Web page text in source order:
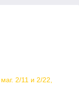
2/11 и 2/22,